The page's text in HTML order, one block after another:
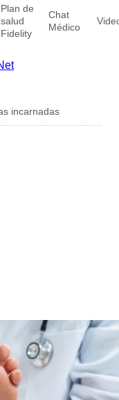
Plan de
salud
Fidelity
Chat
Médico
incarnadas